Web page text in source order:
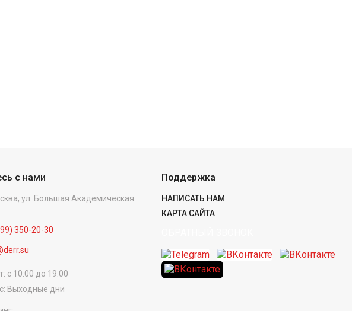
с нами
ул. Большая Академическая
350-20-30
с 10:00 до 19:00
Выходные дни
Поддержка
НАПИСАТЬ НАМ
КАРТА САЙТА